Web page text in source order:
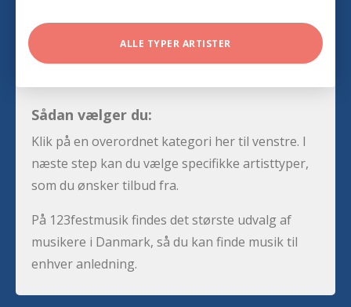
ALLE TYPER ARTISTER
Sådan vælger du:
Klik på en overordnet kategori her til venstre. I
næste step kan du vælge specifikke artisttyper,
som du ønsker tilbud fra.
På 123festmusik findes det største udvalg af
musikere i Danmark, så du kan finde musik til
enhver anledning.